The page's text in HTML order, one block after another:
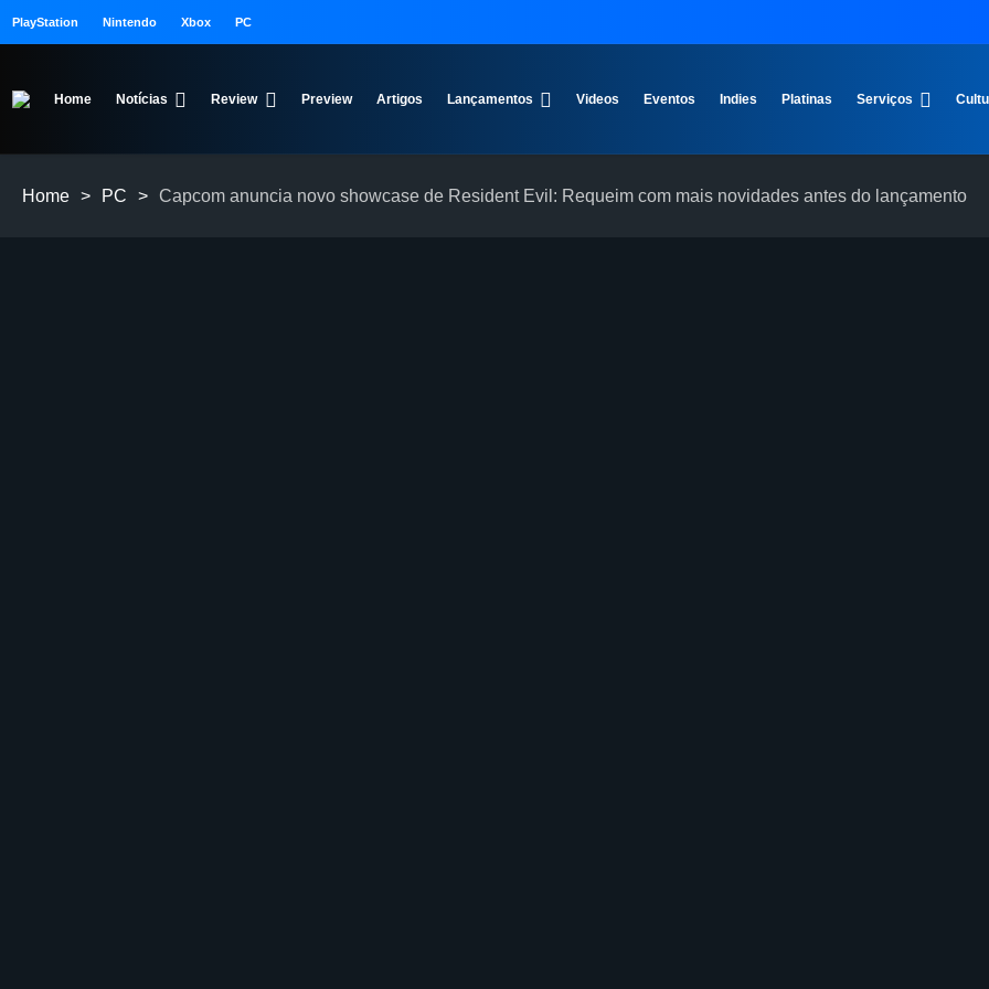
PlayStation Nintendo Xbox PC
Home Notícias Review Preview Artigos Lançamentos Videos Eventos Indies Platinas Serviços
Home > PC > Capcom anuncia novo showcase de Resident Evil: Requeim com mais novidades antes do lançamento